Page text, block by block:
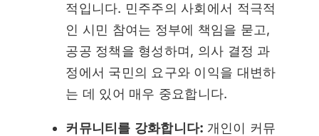
적입니다. 민주주의 사회에서 적극적
인 시민 참여는 정부에 책임을 묻고,
공공 정책을 형성하며, 의사 결정 과
정에서 국민의 요구와 이익을 대변하
는 데 있어 매우 중요합니다.
커뮤니티를 강화합니다: 개인이 커뮤